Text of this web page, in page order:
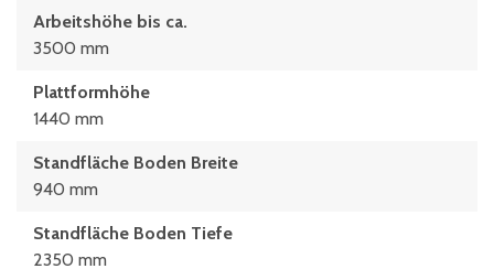
Arbeitshöhe bis ca.
3500 mm
Plattformhöhe
1440 mm
Standfläche Boden Breite
940 mm
Standfläche Boden Tiefe
2350 mm